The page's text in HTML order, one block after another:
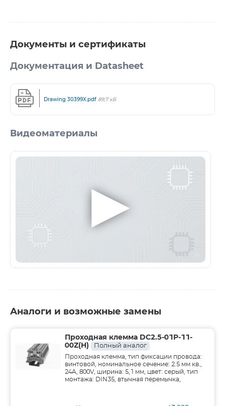
Документы и сертификаты
Документация и Datasheet
Drawing 30399X.pdf 89,7 кБ
Видеоматериалы
▶
Аналоги и возможные замены
Проходная клемма DC2.5-01P-11-
00Z(H)
Полный аналог
Проходная клемма, тип фиксации провода:
винтовой, номинальное сечение: 2.5 мм кв.,
24A, 800V, ширина: 5,1 мм, цвет: серый, тип
монтажа: DIN35, втычная перемычка,